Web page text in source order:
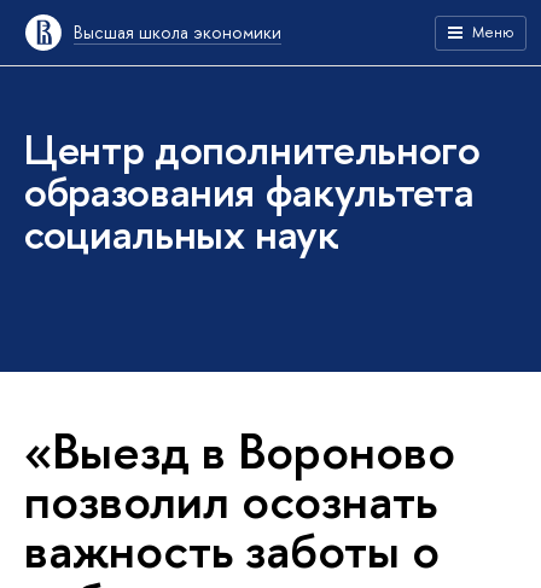
Высшая школа экономики Меню
Центр дополнительного
образования факультета
социальных наук
«Выезд в Вороново
позволил осознать
важность заботы о